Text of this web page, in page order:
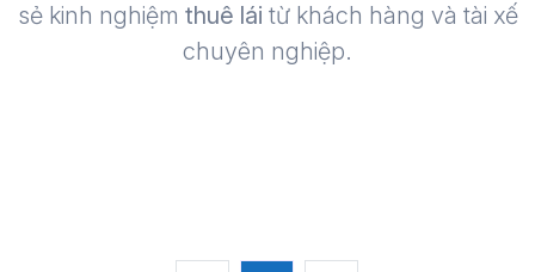
sẻ kinh nghiệm thuê lái từ khách hàng và tài xế
chuyên nghiệp.